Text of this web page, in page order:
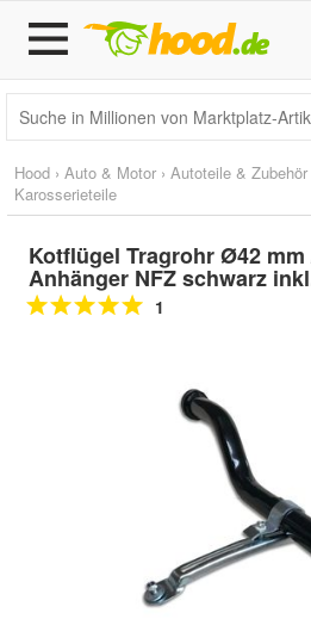
Hood › Auto & Motor › Autoteile & Zubehör
Karosserieteile
Kotflügel Tragrohr Ø42 mm
Anhänger NFZ schwarz
1